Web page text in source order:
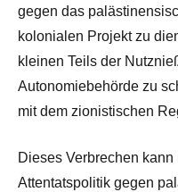
gegen das
kolonialen Projekt zu
kleinen Teils der
Autonomiebehörde zu
mit dem zionistischen
Dieses Verbrechen
Attentatspolitik gegen